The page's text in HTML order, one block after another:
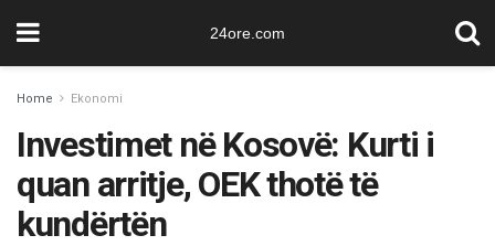
24ore.com
Home Ekonomi
Investimet në Kosovë: Kurti i
quan arritje, OEK thotë të
kundërtën